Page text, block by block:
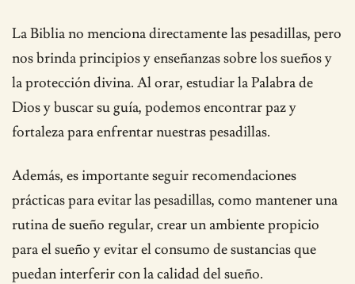
La Biblia no menciona directamente las pesadillas, pero
nos brinda principios y enseñanzas sobre los sueños y
la protección divina. Al orar, estudiar la Palabra de
Dios y buscar su guía, podemos encontrar paz y
fortaleza para enfrentar nuestras pesadillas.
Además, es importante seguir recomendaciones
prácticas para evitar las pesadillas, como mantener una
rutina de sueño regular, crear un ambiente propicio
para el sueño y evitar el consumo de sustancias que
puedan interferir con la calidad del sueño.